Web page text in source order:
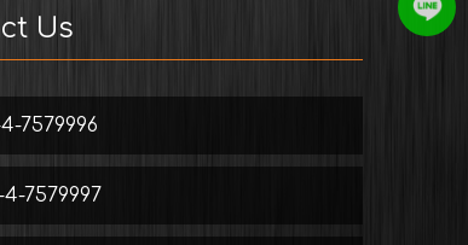
Us
7579996
4-7579997